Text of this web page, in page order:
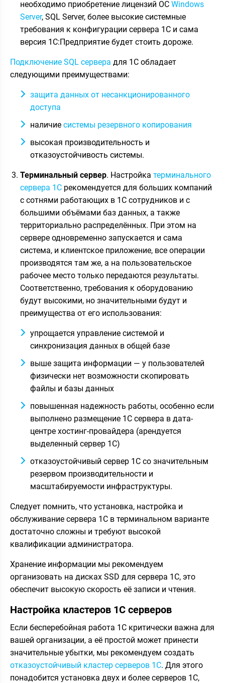
необходимо приобретение лицензий ОС Windows
Server, SQL Server, более высокие системные
требования к конфигурации сервера 1С и сама
версия 1С:Предприятие будет стоить дороже.
Подключение SQL сервера для 1С обладает
следующими преимуществами:
защита данных от несанкционированного
доступа
наличие системы резервного копирования
высокая производительность и
отказоустойчивость системы.
Терминальный сервер. Настройка терминального
сервера 1С рекомендуется для больших компаний
с сотнями работающих в 1С сотрудников и с
большими объёмами баз данных, а также
территориально распределённых. При этом на
сервере одновременно запускается и сама
система, и клиентское приложение, все операции
производятся там же, а на пользовательское
рабочее место только передаются результаты.
Соответственно, требования к оборудованию
будут высокими, но значительными будут и
преимущества от его использования:
упрощается управление системой и
синхронизация данных в общей базе
выше защита информации — у пользователей
физически нет возможности скопировать
файлы и базы данных
повышенная надежность работы, особенно если
выполнено размещение 1С сервера в дата-
центре хостинг-провайдера (арендуется
выделенный сервер 1С)
отказоустойчивый сервер 1С со значительным
резервом производительности и
масштабируемости инфраструктуры.
Следует помнить, что установка, настройка и
обслуживание сервера 1С в терминальном варианте
достаточно сложны и требуют высокой
квалификации администратора.
Хранение информации мы рекомендуем
организовать на дисках SSD для сервера 1С, это
обеспечит высокую скорость её записи и чтения.
Настройка кластеров 1С серверов
Если бесперебойная работа 1С критически важна для
вашей организации, а её простой может принести
значительные убытки, мы рекомендуем создать
отказоустойчивый кластер серверов 1С. Для этого
понадобится установка двух и более серверов 1С,